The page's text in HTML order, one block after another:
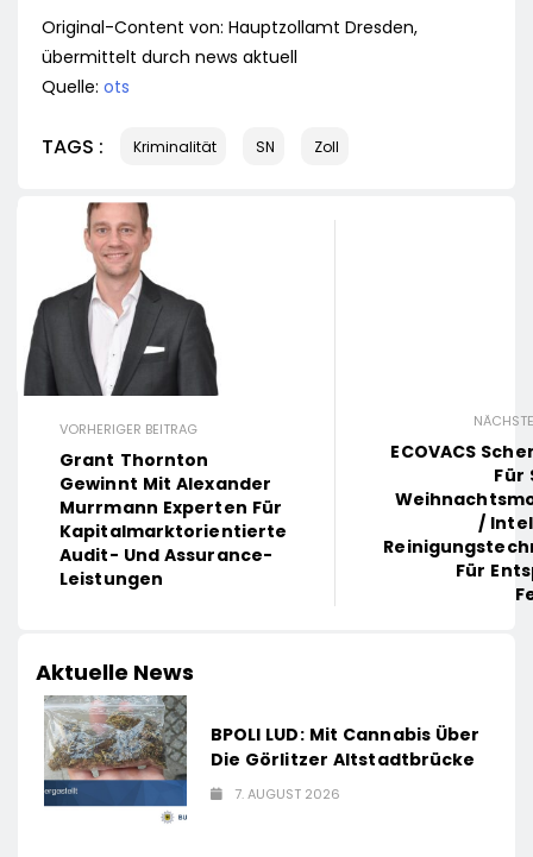
Original-Content von: Hauptzollamt Dresden,
übermittelt durch news aktuell
Quelle: ots
TAGS : Kriminalität SN Zoll
VORHERIGER BEITRAG
Grant Thornton
Gewinnt Mit Alexander
Murrmann Experten Für
Kapitalmarktorientierte
Audit- Und Assurance-
Leistungen
ECOVACS
Für
/
Für
Aktuelle News
BPOLI LUD: Mit Cannabis Über
Die Görlitzer Altstadtbrücke
7. AUGUST 2026